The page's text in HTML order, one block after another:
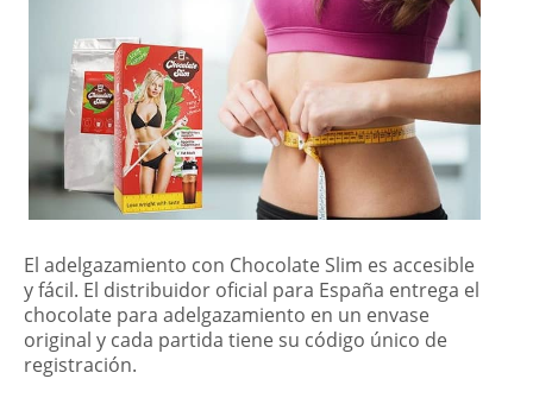
El adelgazamiento con Chocolate Slim es accesible
y fácil. El distribuidor oficial para España entrega el
chocolate para adelgazamiento en un envase
original y cada partida tiene su código único de
registración.